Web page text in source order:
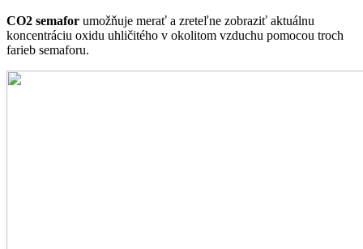
CO2 semafor umožňuje merať a zreteľne zobraziť aktuálnu
koncentráciu oxidu uhličitého v okolitom vzduchu pomocou troch
farieb semaforu.